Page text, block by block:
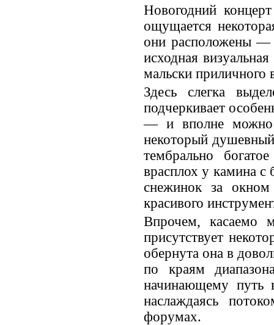
Новогодний
ощущается
они расположены —
исходная
мальски приличного
Здесь слегка
подчеркивает
— и вполне можно
некоторый душевный
тембрально
врасплох у камина с
снежинок за окном
красивого
Впрочем, касаемо
присутствует
обернута она в
по краям
начинающему путь
наслаждаясь
форумах.